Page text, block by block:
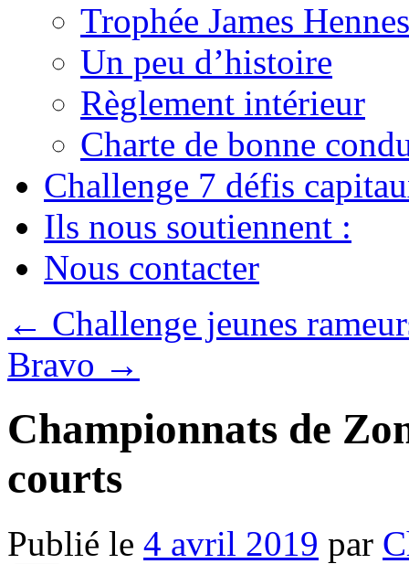
Trophée James
Un peu d’histoire
Règlement intérieur
Charte de bonne
Challenge 7 défis
Ils nous soutiennent :
Nous contacter
← Challenge jeunes
Bravo →
Championnats de
courts
Publié le 4 avril 2019 par